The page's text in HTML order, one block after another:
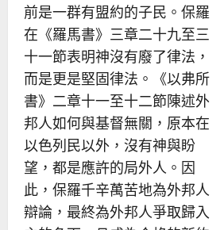
前是一群有盟約的子民。保羅
在《羅馬書》三章二十九至三
十一節表明神沒有廢了律法，
而是更是堅固律法。《以弗所
書》二章十一至十二節陳述外
邦人如何與基督無關，原本在
以色列民以外，沒有神與盼
望，都是應許的局外人。因
此，保羅千辛萬苦地為外邦人
辯論，最終為外邦人爭取歸入